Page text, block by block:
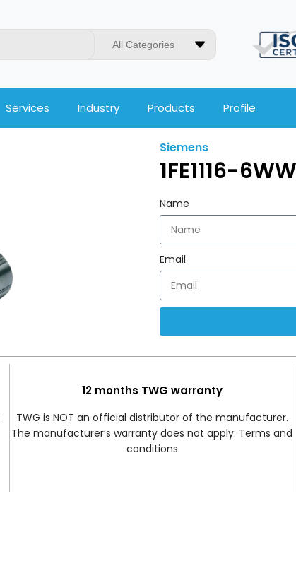
All Categories
Services Industry Products Profile
Siemens
1FE1116-
Name
Email
12 months TWG warranty
TWG is NOT an official distributor of the manufacturer.
The manufacturer’s warranty does not apply. Terms and
conditions